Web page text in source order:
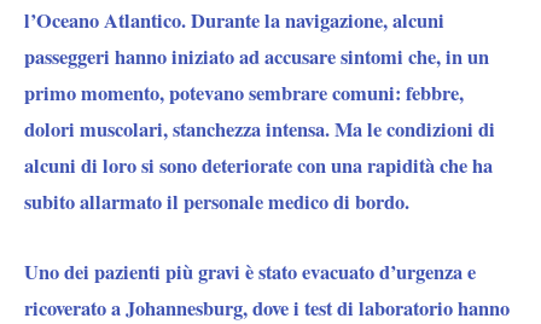
l’Oceano Atlantico. Durante la navigazione, alcuni
passeggeri hanno iniziato ad accusare sintomi che, in un
primo momento, potevano sembrare comuni: febbre,
dolori muscolari, stanchezza intensa. Ma le condizioni di
alcuni di loro si sono deteriorate con una rapidità che ha
subito allarmato il personale medico di bordo.
Uno dei pazienti più gravi è stato evacuato d’urgenza e
ricoverato a Johannesburg, dove i test di laboratorio hanno